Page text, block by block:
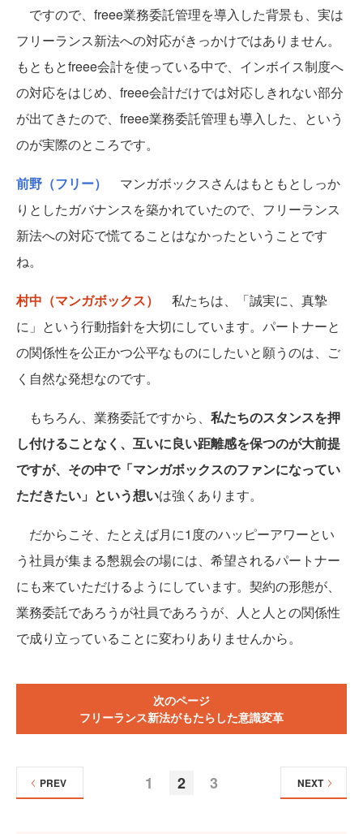
ですので、freee業務委託管理を導入した背景も、実は
フリーランス新法への対応がきっかけではありません。
もともとfreee会計を使っている中で、インボイス制度へ
の対応をはじめ、freee会計だけでは対応しきれない部分
が出てきたので、freee業務委託管理も導入した、という
のが実際のところです。
前野（フリー）
マンガボックスさんはもともとしっか
りとしたガバナンスを築かれていたので、フリーランス
新法への対応で慌てることはなかったということです
ね。
村中（マンガボックス）
私たちは、「誠実に、真摯
に」という行動指針を大切にしています。パートナーと
の関係性を公正かつ公平なものにしたいと願うのは、ご
く自然な発想なのです。
もちろん、業務委託ですから、 私たちのスタンスを押
し付けることなく、互いに良い距離感を保つのが大前提
ですが、その中で「マンガボックスのファンになってい
ただきたい」という想いは強くあります。
だからこそ、たとえば月に1度のハッピーアワーとい
う社員が集まる懇親会の場には、希望されるパートナー
にも来ていただけるようにしています。契約の形態が、
業務委託であろうが社員であろうが、人と人との関係性
で成り立っていることに変わりありませんから。
次のページ
フリーランス新法がもたらした意識変革
1 2 3
PREV NEXT